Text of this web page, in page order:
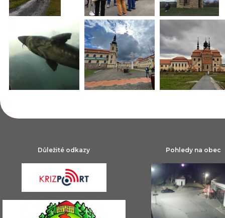
Důležité odkazy Pohledy na obec